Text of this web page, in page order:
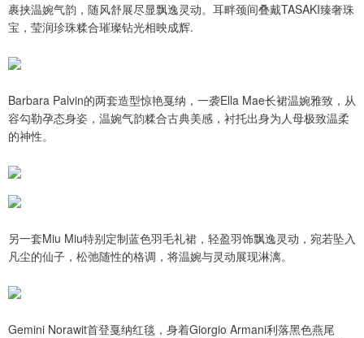
裹挟温婉气韵，随风舒展尽显飘逸灵动。耳畔颈间叠戴TASAKI臻奢珠
宝，莹润珍珠糅合璀璨钻光相映成辉.
Barbara Palvin的两套造型惊艳戛纳，一袭Ella Mae长裙温婉雅致，从
容勾勒孕态身姿，温婉气韵糅合古典美感，衬托出身为人母极致温柔
的神性。
另一套Miu Miu特别定制蓝色羽毛礼裙，轻盈羽饰飘逸灵动，宛若坠入
凡尘的仙子，松弛随性的格调，将温婉与灵动展现淋漓。
Gemini Norawit首登戛纳红毯，身着Giorgio Armani利落黑色燕尾